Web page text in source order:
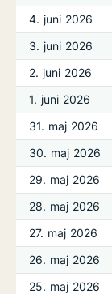
4. juni 2026
3. juni 2026
2. juni 2026
1. juni 2026
31. maj 2026
30. maj 2026
29. maj 2026
28. maj 2026
27. maj 2026
26. maj 2026
25. maj 2026